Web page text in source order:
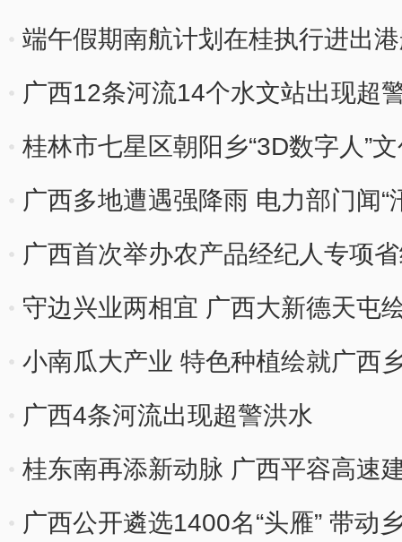
端午假期南航计划在桂执行进出
广西12条河流14个水文站出现超
桂林市七星区朝阳乡“3D数字人”
广西多地遭遇强降雨 电力部门闻“
广西首次举办农产品经纪人专项
守边兴业两相宜 广西大新德天屯
小南瓜大产业 特色种植绘就广西
广西4条河流出现超警洪水
桂东南再添新动脉 广西平容高速
广西公开遴选1400名“头雁” 带动